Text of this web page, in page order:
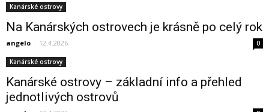
Kanárské ostrovy
Na Kanárských ostrovech je krásně po celý rok
angelo - 12.4.2026 0
Kanárské ostrovy
Kanárské ostrovy – základní info a přehled
jednotlivých ostrovů